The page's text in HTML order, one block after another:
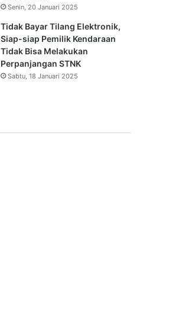
Senin, 20 Januari 2025
Tidak Bayar Tilang Elektronik,
Siap-siap Pemilik Kendaraan
Tidak Bisa Melakukan
Perpanjangan STNK
Sabtu, 18 Januari 2025